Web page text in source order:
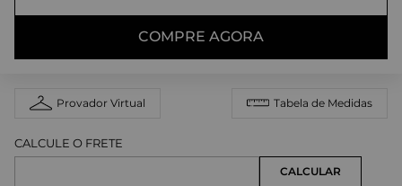
COMPRE AGORA
Provador Virtual Tabela de Medidas